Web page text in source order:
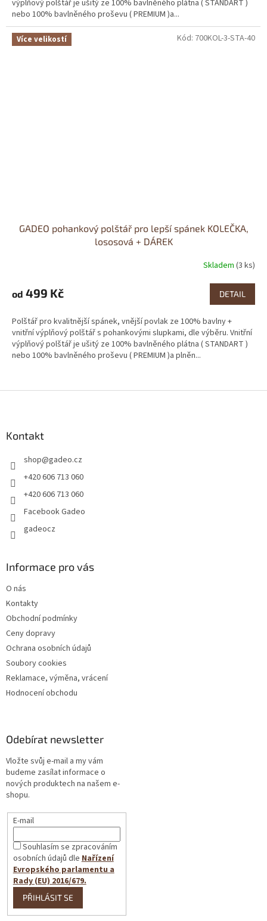
výplňový polštář je ušitý ze 100% bavlněného plátna ( STANDART )
nebo 100% bavlněného proševu ( PREMIUM )a...
Více velikostí
GADEO pohankový polštář pro lepší spánek KOLEČKA,
lososová + DÁREK
Skladem (3 ks)
od 499 Kč DETAIL
Polštář pro kvalitnější spánek, vnější povlak ze 100% bavlny +
vnitřní výplňový polštář s pohankovými slupkami, dle výběru. Vnitřní
výplňový polštář je ušitý ze 100% bavlněného plátna ( STANDART )
nebo 100% bavlněného proševu ( PREMIUM )a plněn...
Kód: 700KOL-3-STA-40
Kontakt
shop@gadeo.cz
+420 606 713 060
+420 606 713 060
Facebook Gadeo
gadeocz
Informace pro vás
O nás
Kontakty
Obchodní podmínky
Ceny dopravy
Ochrana osobních údajů
Soubory cookies
Reklamace, výměna, vrácení
Hodnocení obchodu
Odebírat newsletter
Vložte svůj e-mail a my vám
budeme zasílat informace o
nových produktech na našem e-
shopu.
E-mail
Souhlasím se zpracováním
osobních údajů dleNařízení
Evropského parlamentu a
Rady (EU) 2016/679.
PŘIHLÁSIT SE